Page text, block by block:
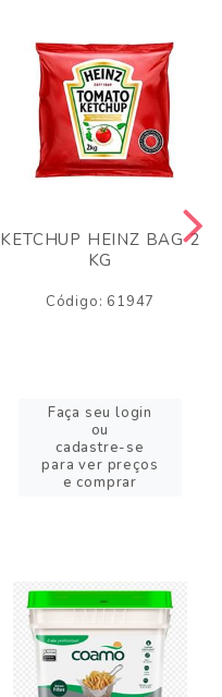
KETCHUP HEINZ BAG 2
KG
Código: 61947
Faça seu login
ou
cadastre-se
para ver preços
e comprar